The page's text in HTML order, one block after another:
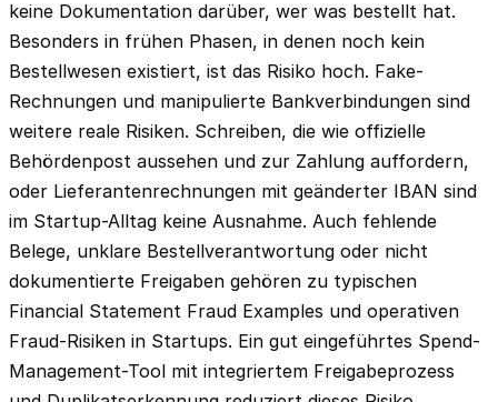
keine Dokumentation darüber, wer was bestellt hat.
Besonders in frühen Phasen, in denen noch kein
Bestellwesen existiert, ist das Risiko hoch. Fake-
Rechnungen und manipulierte Bankverbindungen sind
weitere reale Risiken. Schreiben, die wie offizielle
Behördenpost aussehen und zur Zahlung auffordern,
oder Lieferantenrechnungen mit geänderter IBAN sind
im Startup-Alltag keine Ausnahme. Auch fehlende
Belege, unklare Bestellverantwortung oder nicht
dokumentierte Freigaben gehören zu typischen
Financial Statement Fraud Examples und operativen
Fraud-Risiken in Startups. Ein gut eingeführtes Spend-
Management-Tool mit integriertem Freigabeprozess